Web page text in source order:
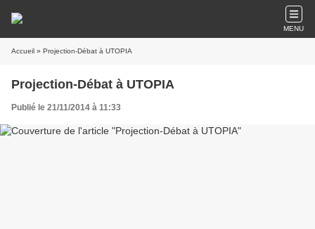
MENU
Accueil » Projection-Débat à UTOPIA
Projection-Débat à UTOPIA
Publié le 21/11/2014 à 11:33